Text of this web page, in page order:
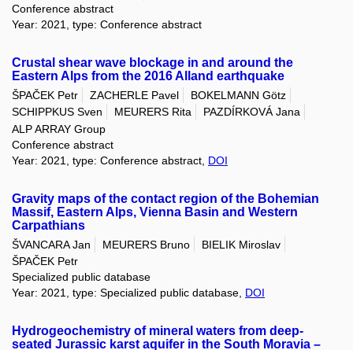
Conference abstract
Year: 2021, type: Conference abstract
Crustal shear wave blockage in and around the
Eastern Alps from the 2016 Alland earthquake
ŠPAČEK Petr ZACHERLE Pavel
BOKELMANN Götz
SCHIPPKUS Sven
MEURERS Rita
PAZDÍRKOVÁ Jana
ALP ARRAY Group
Conference abstract
Year: 2021, type: Conference abstract, DOI
Gravity maps of the contact region of the Bohemian
Massif, Eastern Alps, Vienna Basin and Western
Carpathians
ŠVANCARA Jan MEURERS Bruno
BIELIK Miroslav
ŠPAČEK Petr
Specialized public database
Year: 2021, type: Specialized public database, DOI
Hydrogeochemistry of mineral waters from deep-
seated Jurassic karst aquifer in the South Moravia –